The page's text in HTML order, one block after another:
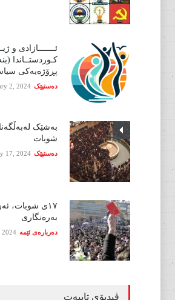
ئـــــــازادی و
کـوردستــاندا
پڕۆژەیەکی
دەستپێک 2, 2024
شوبات
دەستپێک 17, 2024
١٧ی شوبات،
بەرەنگاری
دەربارەی ئێمە 2024
ڤیدیۆی تایبەت